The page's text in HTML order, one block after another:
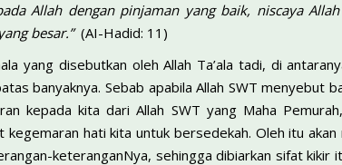
Allah dengan pinjaman yang baik, niscaya
besar.” (AI-Hadid: 11)
yang disebutkan oleh Allah Ta’ala tadi, di
banyaknya. Sebab apabila Allah SWT menyebut
kepada kita dari Allah SWT yang Maha
hati kita untuk bersedekah. Oleh itu
keteranganNya, sehingga dibiarkan sifat kikir